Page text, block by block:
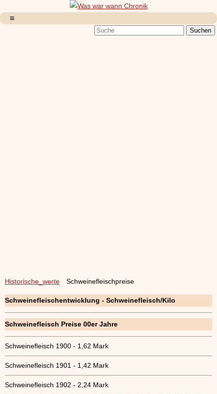
Historische_werte Schweinefleischpreise
Schweinefleischentwicklung - Schweinefleisch/Kilo
Schweinefleisch Preise 00er Jahre
Schweinefleisch 1900 - 1,62 Mark
Schweinefleisch 1901 - 1,42 Mark
Schweinefleisch 1902 - 2,24 Mark